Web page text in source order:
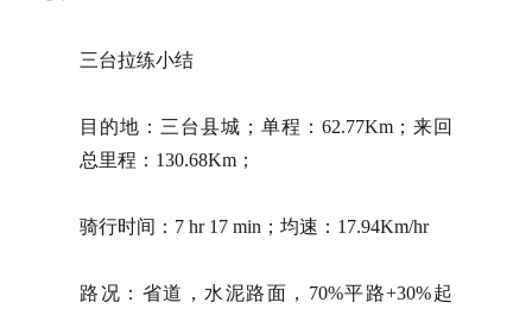
三台拉练小结
目的地：三台县城；单程：62.77Km；来回
总里程：130.68Km；
骑行时间：7 hr 17 min；均速：17.94Km/hr
路况：省道，水泥路面，70%平路+30%起